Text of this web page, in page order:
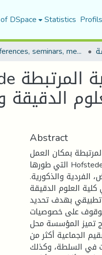
DSpace Statistics
Conferences, seminars, meetings, and study days
الدقيقة
Abstract
بمكان العمل
التي طورها Hofstede Geert، وتحليلها في إطار ما يعرف بالثقافة التنظيمية.
والذكورية.
العلوم الدقيقة
تطبيقي بهدف تحديد
على خصوصيات
تميز المؤسسة محل
الجماعية أكثر من
في السلطة، وكذلك